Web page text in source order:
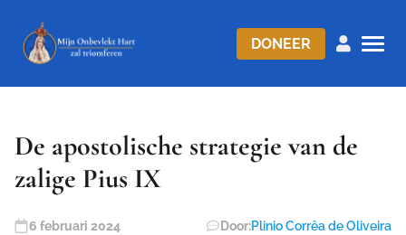
DONEER
De apostolische strategie van de
zalige Pius IX
6 februari 2024 Door:Plinio Corrêa de Oliveira